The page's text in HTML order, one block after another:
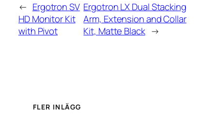
← Ergotron SV
HD Monitor Kit
with Pivot
Ergotron LX Dual Stacking
Arm, Extension and Collar
Kit, Matte Black →
FLER INLÄGG